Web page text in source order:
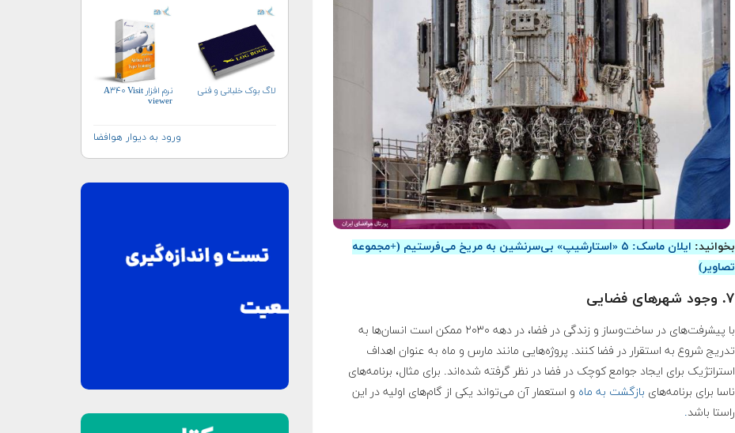
بخوانید:
ایلان ماسک: ۵ «استارشیپ» بی‌سرنشین به مریخ می‌فرستیم (+مجموعه
تصاویر)
۷. وجود شهرهای فضایی
با پیشرفت‌های در ساخت‌وساز و زندگی در فضا، در دهه ۲۰۳۰ ممکن است انسان‌ها به
تدریج شروع به استقرار در فضا کنند. پروژه‌هایی مانند مارس و ماه به عنوان اهداف
استراتژیک برای ایجاد جوامع کوچک در فضا در نظر گرفته شده‌اند. برای مثال، برنامه‌های
ناسا برای برنامه‌های بازگشت به ماه و استعمار آن می‌تواند یکی از گام‌های اولیه در این
راستا باشد.
لاگ بوک خلبانی و فنی
نرم افزار A۳۴۰ Visit
viewer
ورود به دیوار هوافضا